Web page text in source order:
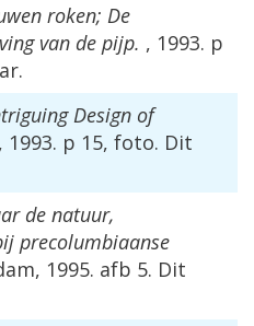
roken; De
van de pijp. , 1993. p
.
Design of
, 1993. p 15, foto. Dit
de natuur,
precolumbiaanse
, 1995. afb 5. Dit